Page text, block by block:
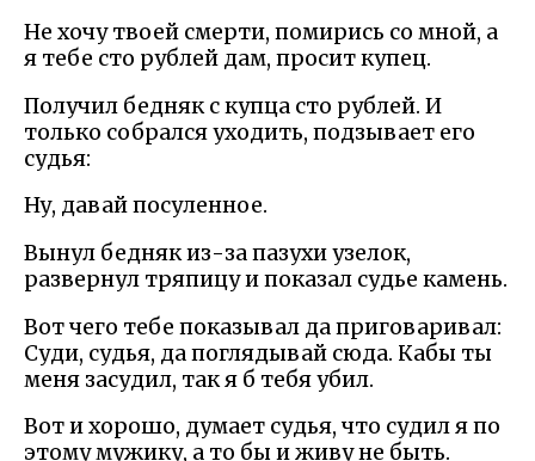
Не хочу твоей смерти, помирись со мной, а
я тебе сто рублей дам, просит купец.
Получил бедняк с купца сто рублей. И
только собрался уходить, подзывает его
судья:
Ну, давай посуленное.
Вынул бедняк из-за пазухи узелок,
развернул тряпицу и показал судье камень.
Вот чего тебе показывал да приговаривал:
Суди, судья, да поглядывай сюда. Кабы ты
меня засудил, так я б тебя убил.
Вот и хорошо, думает судья, что судил я по
этому мужику, а то бы и живу не быть.